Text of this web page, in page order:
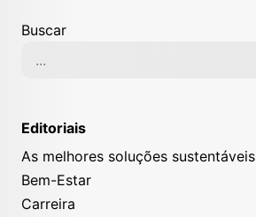
Buscar
Editoriais
As melhores soluções sustentáveis
Bem-Estar
Carreira